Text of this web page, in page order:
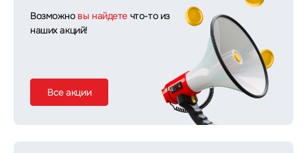
Возможно вы найдете что-то из
наших акций!
Все акции